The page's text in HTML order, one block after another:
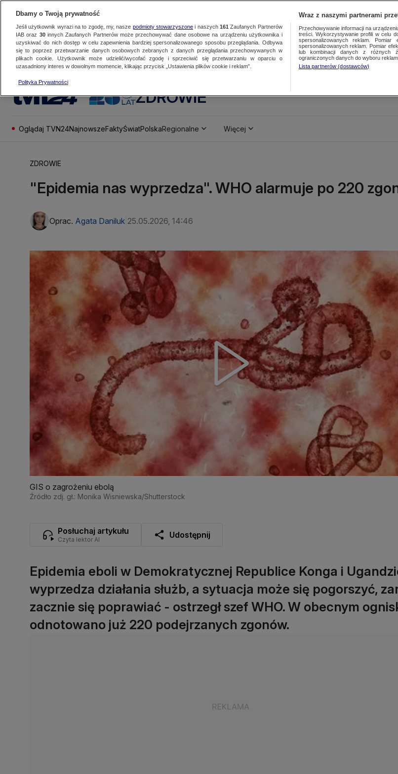
ZDROWIE
Oglądaj TVN24NajnowszeFaktyŚwiatPolskaRegionalne Więcej
ZDROWIE
"Epidemia nas wyprzedza". WHO alarmuje po 220
Oprac. Agata Daniluk 25.05.2026, 14:46
GIS o zagrożeniu ebolą
Źródło zdj. gł.: Monika Wisniewska/Shutterstock
Posłuchaj artykułu
Czyta lektor AI Udostępnij
Epidemia eboli w Demokratycznej Republice Konga i
wyprzedza działania służb, a sytuacja może się pogorszyć,
zacznie się poprawiać - ostrzegł szef WHO. W obecnym
odnotowano już 220 podejrzanych zgonów.
Dbamy o Twoją prywatność
Jeśli użytkownik wyrazi na to zgodę, my, nasze podmioty stowarzyszonei naszych 161 Zaufanych Partnerów
IAB oraz 30innych Zaufanych Partnerów może przechowywać dane osobowe na urządzeniu użytkownika i
uzyskiwać do nich dostęp w celu zapewnienia bardziej spersonalizowanego sposobu przeglądania. Odbywa
się to poprzez przetwarzanie danych osobowych zebranych z danych przeglądania przechowywanych w
plikach cookie. Użytkownik może udzielić/wycofać zgodę i sprzeciwić się przetwarzaniu w oparciu o
uzasadniony interes w dowolnym momencie, klikając przycisk „Ustawienia plików cookie i reklam”.
Polityka Prywatności
Wraz z naszymi partnerami
Przechowywanie informacji na
treści. Wykorzystywanie profili w celu
spersonalizowanych reklam.
spersonalizowanych reklam. Pomiar
lub kombinacji danych z różnych
ograniczonych danych do wyboru reklam.
Lista partnerów (dostawców)